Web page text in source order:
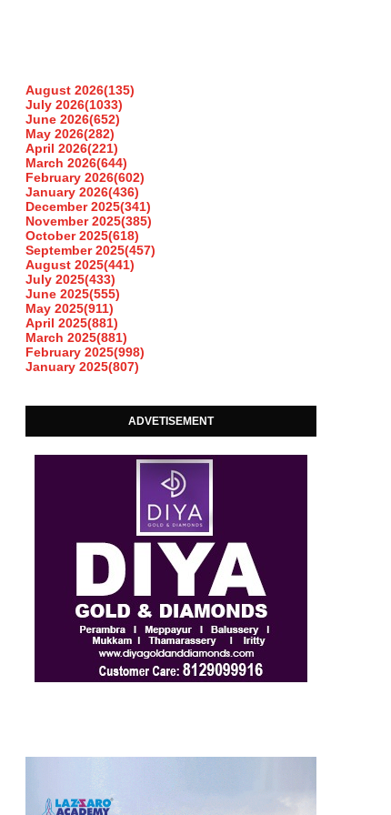
August 2026(135)
July 2026(1033)
June 2026(652)
May 2026(282)
April 2026(221)
March 2026(644)
February 2026(602)
January 2026(436)
December 2025(341)
November 2025(385)
October 2025(618)
September 2025(457)
August 2025(441)
July 2025(433)
June 2025(555)
May 2025(911)
April 2025(881)
March 2025(881)
February 2025(998)
January 2025(807)
ADVETISEMENT